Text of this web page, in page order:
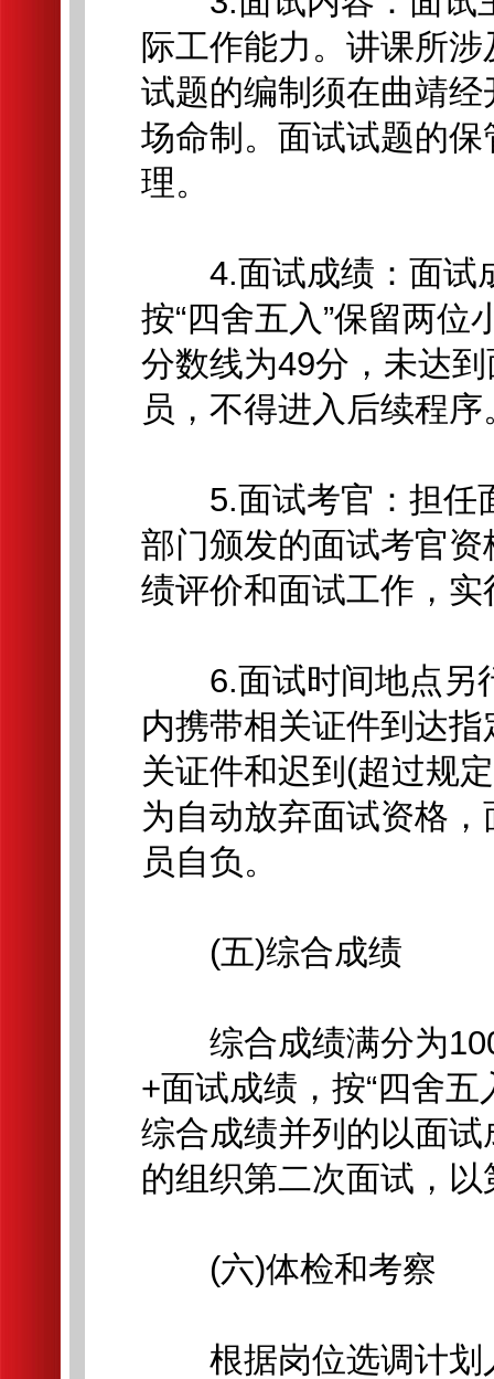
际工作能力。讲课所
试题的编制须在曲靖
场命制。面试试题的
理。
4.面试成绩：面试
按“四舍五入”保留两
分数线为49分，未达
员，不得进入后续程序
5.面试考官：担任
部门颁发的面试考官
绩评价和面试工作，
6.面试时间地点另
内携带相关证件到达
关证件和迟到(超过规
为自动放弃面试资格
员自负。
(五)综合成绩
综合成绩满分为100
+面试成绩，按“四舍
综合成绩并列的以面
的组织第二次面试，
(六)体检和考察
根据岗位选调计划